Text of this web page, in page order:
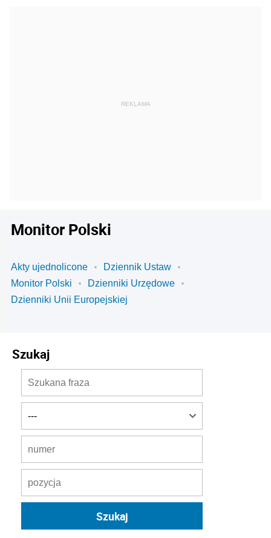
Monitor Polski
Akty ujednolicone
Dziennik Ustaw
Monitor Polski
Dzienniki Urzędowe
Dzienniki Unii Europejskiej
Szukaj